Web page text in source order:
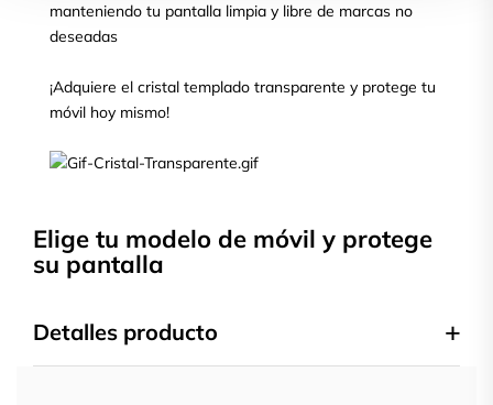
manteniendo tu pantalla limpia y libre de marcas no
deseadas
¡Adquiere el cristal templado transparente y protege tu
móvil hoy mismo!
Elige tu modelo de móvil y protege
su pantalla
Detalles producto